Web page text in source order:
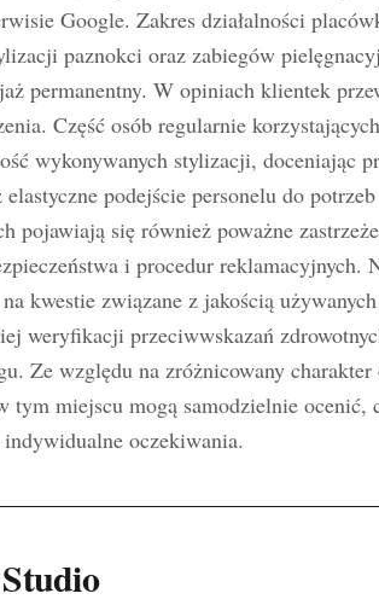
Google. Zakres działalności
paznokci oraz zabiegów
permanentny. W opiniach klientek
Część osób regularnie
wykonywanych stylizacji, doceniając
podejście personelu do
pojawiają się również poważne
i procedur reklamacyjnych.
kwestie związane z jakością
weryfikacji przeciwwskazań
Ze względu na zróżnicowany
tym miejscu mogą samodzielnie ocenić,
oczekiwania.